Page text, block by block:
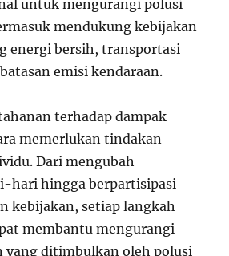
untuk mengurangi polusi
mendukung kebijakan
energi bersih, transportasi
emisi kendaraan.
terhadap dampak
memerlukan tindakan
Dari mengubah
hari hingga berpartisipasi
kebijakan, setiap langkah
membantu mengurangi
yang ditimbulkan oleh polusi